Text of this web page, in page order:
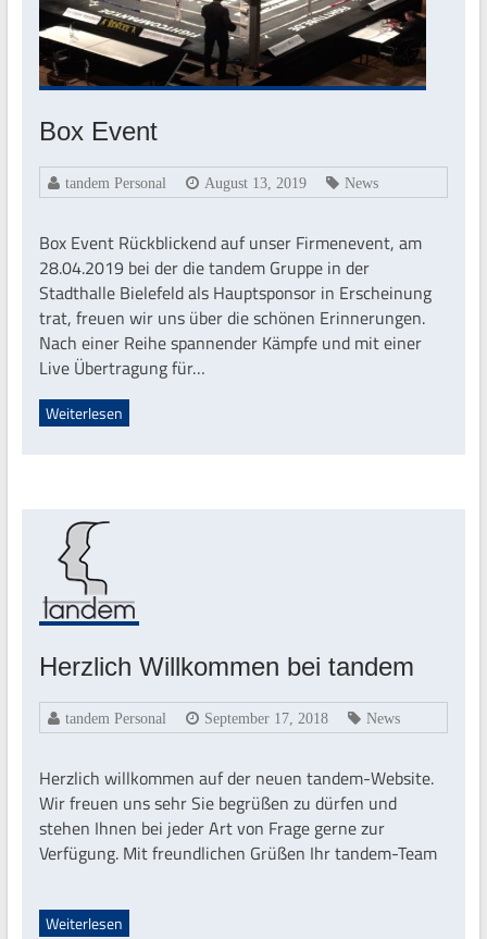
Box Event
tandem Personal August 13, 2019 News
Box Event Rückblickend auf unser Firmenevent, am
28.04.2019 bei der die tandem Gruppe in der
Stadthalle Bielefeld als Hauptsponsor in Erscheinung
trat, freuen wir uns über die schönen Erinnerungen.
Nach einer Reihe spannender Kämpfe und mit einer
Live Übertragung für…
Weiterlesen
Herzlich Willkommen bei tandem
tandem Personal September 17, 2018 News
Herzlich willkommen auf der neuen tandem-Website.
Wir freuen uns sehr Sie begrüßen zu dürfen und
stehen Ihnen bei jeder Art von Frage gerne zur
Verfügung. Mit freundlichen Grüßen Ihr tandem-Team
Weiterlesen